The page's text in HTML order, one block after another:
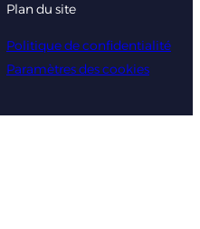
Plan du site
Politique de confidentialité
Paramètres des cookies